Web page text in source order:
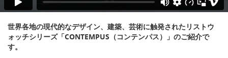
世界各地の現代的なデザイン、建築、芸術に触発されたリストウ
ォッチシリーズ「CONTEMPUS（コンテンパス）」のご紹介で
す。